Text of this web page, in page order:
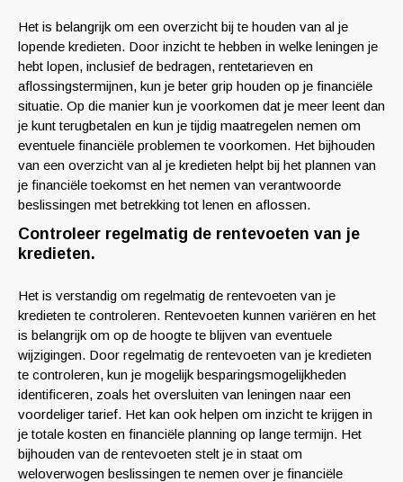
Het is belangrijk om een overzicht bij te houden van al je
lopende kredieten. Door inzicht te hebben in welke leningen je
hebt lopen, inclusief de bedragen, rentetarieven en
aflossingstermijnen, kun je beter grip houden op je financiële
situatie. Op die manier kun je voorkomen dat je meer leent dan
je kunt terugbetalen en kun je tijdig maatregelen nemen om
eventuele financiële problemen te voorkomen. Het bijhouden
van een overzicht van al je kredieten helpt bij het plannen van
je financiële toekomst en het nemen van verantwoorde
beslissingen met betrekking tot lenen en aflossen.
Controleer regelmatig de rentevoeten van je
kredieten.
Het is verstandig om regelmatig de rentevoeten van je
kredieten te controleren. Rentevoeten kunnen variëren en het
is belangrijk om op de hoogte te blijven van eventuele
wijzigingen. Door regelmatig de rentevoeten van je kredieten
te controleren, kun je mogelijk besparingsmogelijkheden
identificeren, zoals het oversluiten van leningen naar een
voordeliger tarief. Het kan ook helpen om inzicht te krijgen in
je totale kosten en financiële planning op lange termijn. Het
bijhouden van de rentevoeten stelt je in staat om
weloverwogen beslissingen te nemen over je financiële